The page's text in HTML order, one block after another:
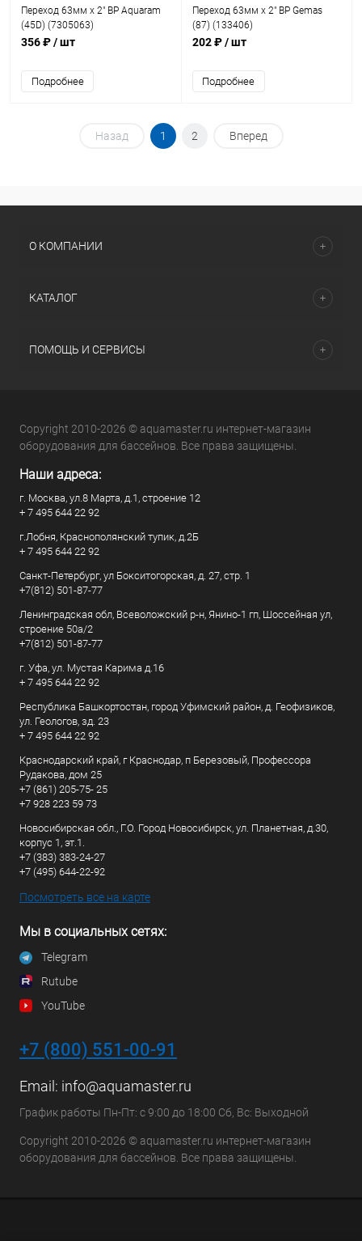
Переход 63мм x 2" ВР Aquaram
(45D) (7305063)
356 ₽/ шт
Подробнее
Переход 63мм x 2" ВР Gemas
(87) (133406)
202 ₽/ шт
Подробнее
Назад 1 2 Вперед
О КОМПАНИИ
КАТАЛОГ
ПОМОЩЬ И СЕРВИСЫ
Copyright 2010-2026 © aquamaster.ru интернет-магазин
оборудования для бассейнов. Все права защищены.
Наши адреса:
г. Москва, ул.8 Марта, д.1, строение 12
+ 7 495 644 22 92
г.Лобня, Краснополянский тупик, д.2Б
+ 7 495 644 22 92
Санкт-Петербург, ул Бокситогорская, д. 27, стр. 1
+7(812) 501-87-77
Ленинградская обл, Всеволожский р-н, Янино-1 гп, Шоссейная ул,
строение 50а/2
+7(812) 501-87-77
г. Уфа, ул. Мустая Карима д.16
+ 7 495 644 22 92
Республика Башкортостан, город Уфимский район, д. Геофизиков,
ул. Геологов, зд. 23
+ 7 495 644 22 92
Краснодарский край, г Краснодар, п Березовый, Профессора
Рудакова, дом 25
+7 (861) 205-75- 25
+7 928 223 59 73
Новосибирская обл., Г.О. Город Новосибирск, ул. Планетная, д.30,
корпус 1, эт.1.
+7 (383) 383-24-27
+7 (495) 644-22-92
Посмотреть все на карте
Мы в социальных сетях:
Telegram
Rutube
YouTube
+7 (800) 551-00-91
Email: info@aquamaster.ru
График работы Пн-Пт: с 9:00 до 18:00 Сб, Вс: Выходной
Copyright 2010-2026 © aquamaster.ru интернет-магазин
оборудования для бассейнов. Все права защищены.